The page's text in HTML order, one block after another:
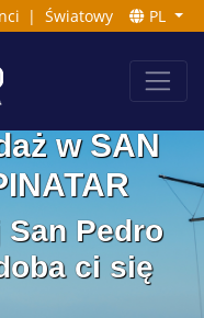
| Światowy PL
w SAN
Pedro
ci się